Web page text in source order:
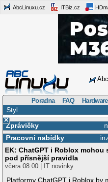
AbcLinuxu.cz ITBiz.cz
Poradna FAQ Hardware
Styl
×
Zprávičky
Pracovní nabídky
EK: ChatGPT i Roblox mohou
pod přísnější pravidla
včera 08:00 | IT novinky
Platformy ChatGPT i Roblox by